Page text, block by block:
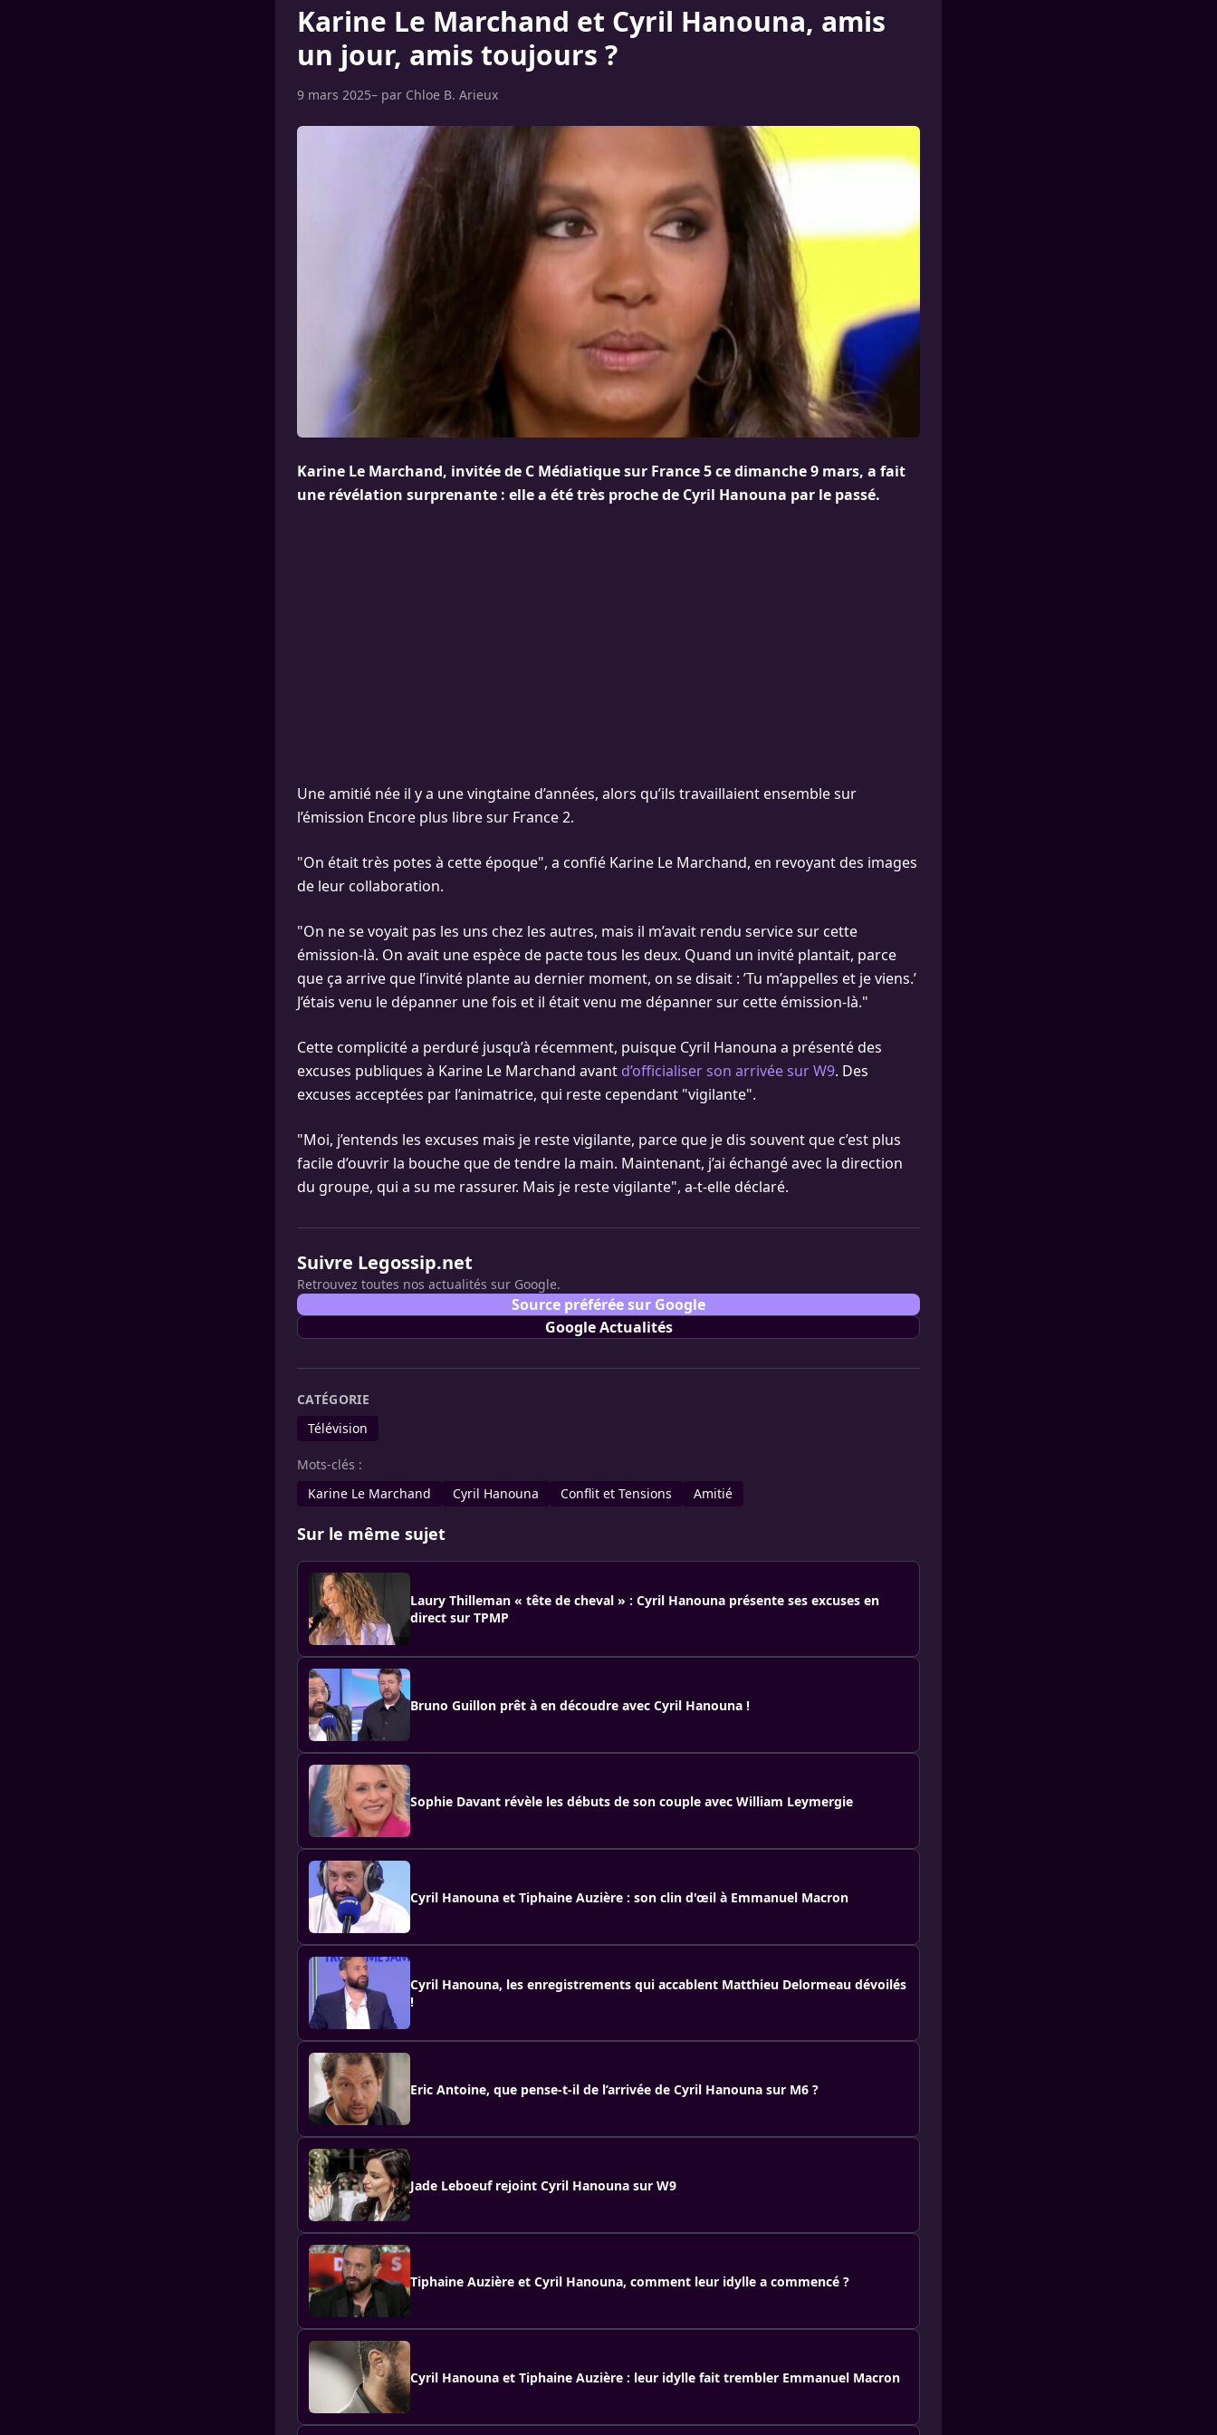
Karine Le Marchand et Cyril Hanouna, amis
un jour, amis toujours ?
9 mars 2025– par Chloe B. Arieux
Karine Le Marchand, invitée de C Médiatique sur France 5 ce dimanche 9 mars, a fait
une révélation surprenante : elle a été très proche de Cyril Hanouna par le passé.
Une amitié née il y a une vingtaine d’années, alors qu’ils travaillaient ensemble sur
l’émission Encore plus libre sur France 2.
"On était très potes à cette époque", a confié Karine Le Marchand, en revoyant des images
de leur collaboration.
"On ne se voyait pas les uns chez les autres, mais il m’avait rendu service sur cette
émission-là. On avait une espèce de pacte tous les deux. Quand un invité plantait, parce
que ça arrive que l’invité plante au dernier moment, on se disait : ’Tu m’appelles et je viens.’
J’étais venu le dépanner une fois et il était venu me dépanner sur cette émission-là."
Cette complicité a perduré jusqu’à récemment, puisque Cyril Hanouna a présenté des
excuses publiques à Karine Le Marchand avant d’officialiser son arrivée sur W9. Des
excuses acceptées par l’animatrice, qui reste cependant "vigilante".
"Moi, j’entends les excuses mais je reste vigilante, parce que je dis souvent que c’est plus
facile d’ouvrir la bouche que de tendre la main. Maintenant, j’ai échangé avec la direction
du groupe, qui a su me rassurer. Mais je reste vigilante", a-t-elle déclaré.
Suivre Legossip.net
Retrouvez toutes nos actualités sur Google.
Source préférée sur Google
Google Actualités
CATÉGORIE
Télévision
Mots-clés :
Karine Le Marchand
Cyril Hanouna Conflit et Tensions Amitié
Sur le même sujet
Laury Thilleman « tête de cheval » : Cyril Hanouna présente ses excuses en
direct sur TPMP
Bruno Guillon prêt à en découdre avec Cyril Hanouna !
Sophie Davant révèle les débuts de son couple avec William Leymergie
Cyril Hanouna et Tiphaine Auzière : son clin d'œil à Emmanuel Macron
Cyril Hanouna, les enregistrements qui accablent Matthieu Delormeau dévoilés
!
Eric Antoine, que pense-t-il de l’arrivée de Cyril Hanouna sur M6 ?
Jade Leboeuf rejoint Cyril Hanouna sur W9
Tiphaine Auzière et Cyril Hanouna, comment leur idylle a commencé ?
Cyril Hanouna et Tiphaine Auzière : leur idylle fait trembler Emmanuel Macron